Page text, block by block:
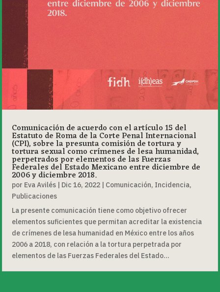
Comunicación de acuerdo con el artículo 15 del
Estatuto de Roma de la Corte Penal Internacional
(CPI), sobre la presunta comisión de tortura y
tortura sexual como crímenes de lesa humanidad,
perpetrados por elementos de las Fuerzas
Federales del Estado Mexicano entre diciembre de
2006 y diciembre 2018.
por Eva Avilés | Dic 16, 2022 | Comunicación, Incidencia,
Publicaciones
La presente comunicación tiene como objetivo ofrecer
elementos suficientes que permitan acreditar la existencia
de crímenes de lesa humanidad en México entre los años
2006 a 2018, con relación a la tortura perpetrada por
elementos de las Fuerzas Federales del Estado...